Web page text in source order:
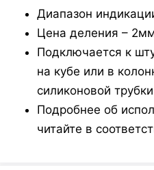
Диапазон
Цена деления – 2мм
Подключается к
на кубе или в
силиконовой
Подробнее об
читайте в